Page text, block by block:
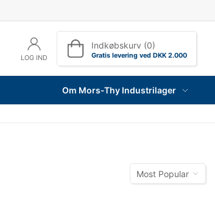
LOG IND
Indkøbskurv (0)
Gratis levering ved DKK 2.000
Om Mors-Thy Industrilager
Most Popular